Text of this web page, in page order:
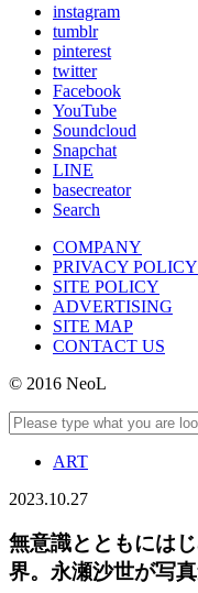
instagram
tumblr
pinterest
twitter
Facebook
YouTube
Soundcloud
Snapchat
LINE
basecreator
Search
COMPANY
PRIVACY POLICY
SITE POLICY
ADVERTISING
SITE MAP
CONTACT US
© 2016 NeoL
ART
2023.10.27
無意識とともには
界。永瀬沙世が写